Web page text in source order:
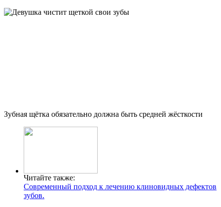
Зубная щётка обязательно должна быть средней жёсткости
Читайте также:
Современный подход к лечению клиновидных дефектов
зубов.